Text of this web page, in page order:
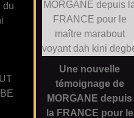
du
Une nouvelle
témoignage de
MORGANE depuis
la FRANCE pour le